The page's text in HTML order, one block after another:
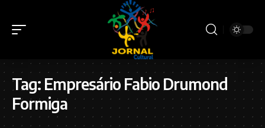
Tag: Empresário Fabio Drumond
Formiga